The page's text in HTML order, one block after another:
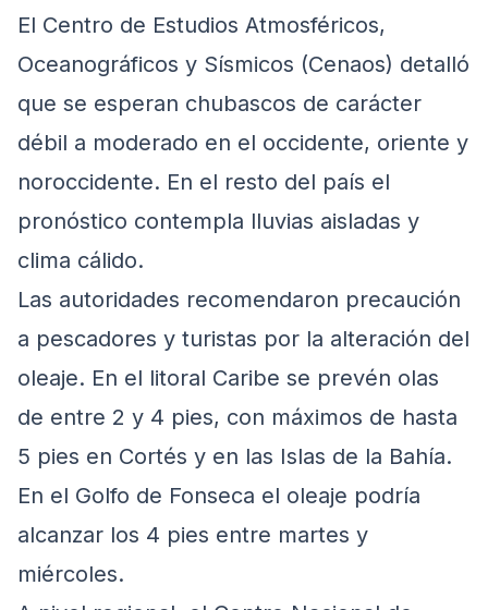
El Centro de Estudios Atmosféricos,
Oceanográficos y Sísmicos (Cenaos) detalló
que se esperan chubascos de carácter
débil a moderado en el occidente, oriente y
noroccidente. En el resto del país el
pronóstico contempla lluvias aisladas y
clima cálido.
Las autoridades recomendaron precaución
a pescadores y turistas por la alteración del
oleaje. En el litoral Caribe se prevén olas
de entre 2 y 4 pies, con máximos de hasta
5 pies en Cortés y en las Islas de la Bahía.
En el Golfo de Fonseca el oleaje podría
alcanzar los 4 pies entre martes y
miércoles.